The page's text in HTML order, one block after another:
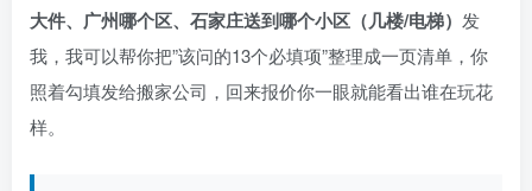
大件、广州哪个区、石家庄送到哪个小区（几楼/电梯） 发
我，我可以帮你把”该问的13个必填项”整理成一页清单，你
照着勾填发给搬家公司，回来报价你一眼就能看出谁在玩花
样。